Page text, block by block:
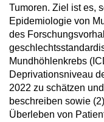
Tumoren. Ziel ist es,
Epidemiologie von
des
Mundhöhlenkrebs
Deprivationsniveau
2022 zu schätzen
beschreiben sowie
Überleben von